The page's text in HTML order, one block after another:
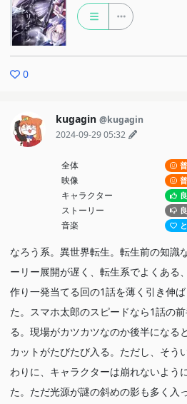
0
kugagin @kugagin
2024-09-29 05:32
全体
映像
キャラクター
ストーリー
音楽
なろう系。異世界転生。転生前の知識
ーリー展開が遅く、転生系でよくある
作り一発当てる回の1話を薄く引き伸
た。スマホ太郎のスピードなら1話の
る。現場がカツカツなのか後半になる
カットがたびたび入る。ただし、そう
わりに、キャラクターは崩れないよう
た。ただ光源が謎の斜めの影も多く入